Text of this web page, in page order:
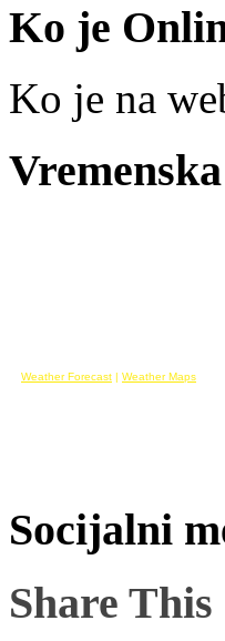
Ko je
Ko je na
Weather Forecast | Weather Maps
Socijalni
Share This